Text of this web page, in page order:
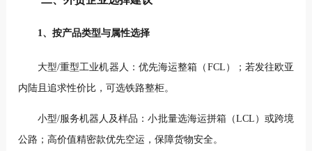
1、按产品类型与属性选择
大型/重型工业机器人：优先海运整箱（FCL）；若发往欧亚
内陆且追求性价比，可选铁路整柜。
小型/服务机器人及样品：小批量选海运拼箱（LCL）或跨境
公路；高价值精密款优先空运，保障货物安全。